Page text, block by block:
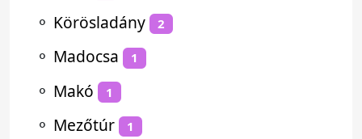
⚬ Körösladány 2
⚬ Madocsa 1
⚬ Makó 1
⚬ Mezőtúr 1